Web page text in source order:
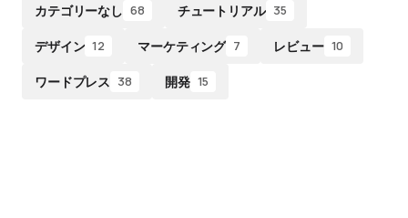
カテゴリーなし 68 チュートリアル 35
デザイン 12 マーケティング 7 レビュー 10
ワードプレス 38 開発 15